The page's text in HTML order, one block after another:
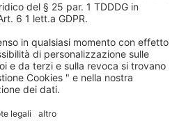
e della sua divisione turistica
rende uno dei maggiori gruppi